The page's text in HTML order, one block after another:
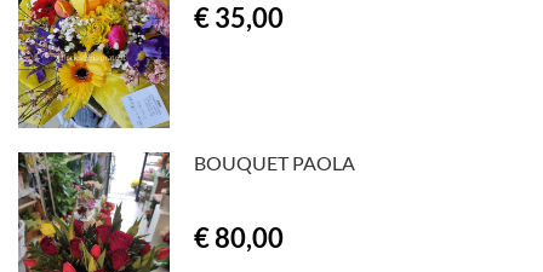
€ 35,00
BOUQUET PAOLA
€ 80,00